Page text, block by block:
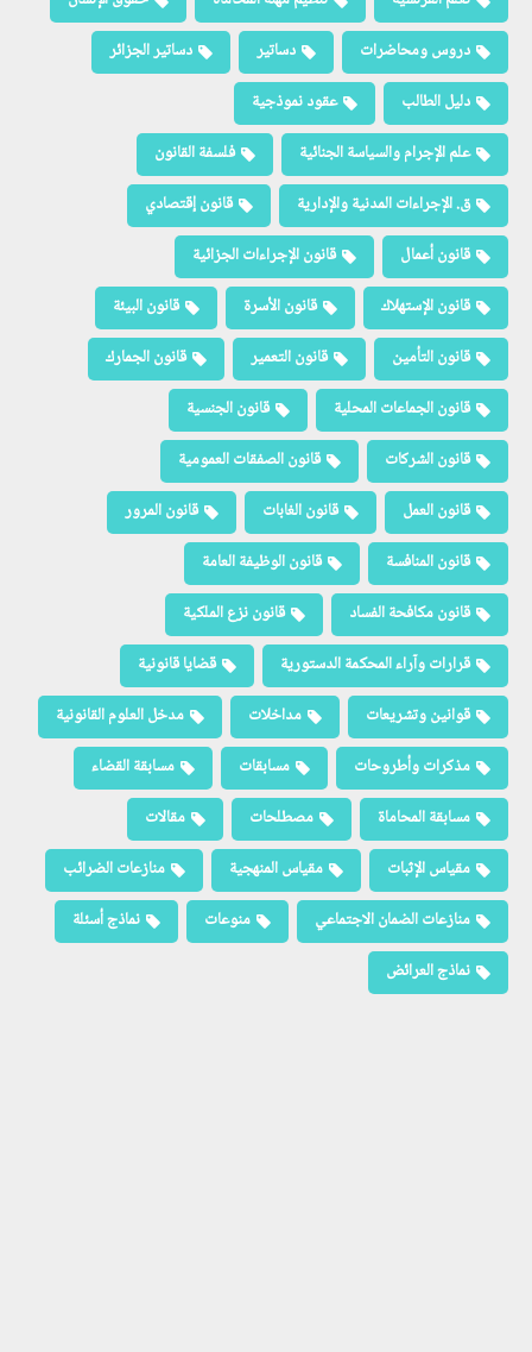
دروس ومحاضرات
دساتير
دساتير الجزائر
دليل الطالب
عقود نموذجية
علم الإجرام والسياسة الجنائية
فلسفة القانون
ق. الإجراءات المدنية والإدارية
قانون إقتصادي
قانون أعمال
قانون الإجراءات الجزائية
قانون الإستهلاك
قانون الأسرة
قانون البيئة
قانون التأمين
قانون التعمير
قانون الجمارك
قانون الجماعات المحلية
قانون الجنسية
قانون الشركات
قانون الصفقات العمومية
قانون العمل
قانون الغابات
قانون المرور
قانون المنافسة
قانون الوظيفة العامة
قانون مكافحة الفساد
قانون نزع الملكية
قرارات وآراء المحكمة الدستورية
قضايا قانونية
قوانين وتشريعات
مداخلات
مدخل العلوم القانونية
مذكرات وأطروحات
مسابقات
مسابقة القضاء
مسابقة المحاماة
مصطلحات
مقالات
مقياس الإثبات
مقياس المنهجية
منازعات الضرائب
منازعات الضمان الاجتماعي
منوعات
نماذج أسئلة
نماذج العرائض